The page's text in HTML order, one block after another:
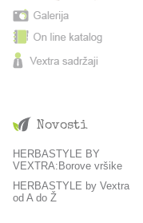
Novosti
HERBASTYLE BY
VEXTRA:Borove vršike
HERBASTYLE by Vextra
od A do Ž